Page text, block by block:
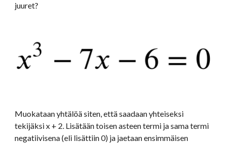
juuret?
Muokataan yhtälöä siten, että saadaan yhteiseksi
tekijäksi x + 2. Lisätään toisen asteen termi ja sama termi
negatiivisena (eli lisättiin 0) ja jaetaan ensimmäisen